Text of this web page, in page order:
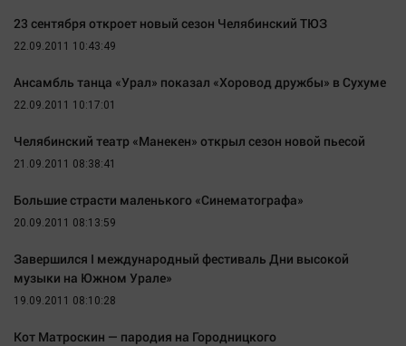
Актуальная тема
Афиша
Блогеркуль
Быстрый медиазавод
Вирус чтения
Вкусное
Гороскоп
ЖКХ
Интервью
23 сентября откроет новый сезон Челябинский ТЮЗ
22.09.2011 10:43:49
Ансамбль танца «Урал» показал «Хоровод дружбы» в Сухуме
22.09.2011 10:17:01
Челябинский театр «Манекен» открыл сезон новой пьесой
21.09.2011 08:38:41
Большие страсти маленького «Синематографа»
20.09.2011 08:13:59
Завершился I международный фестиваль Дни высокой
музыки на Южном Урале»
19.09.2011 08:10:28
Кот Матроскин — пародия на Городницкого